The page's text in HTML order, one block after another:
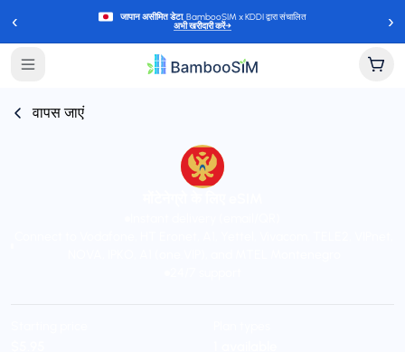
‹ जापान असीमित डेटा, BambooSIM x KDDI द्वारा संचालित
अभी खरीदारी करें→ ›
वापस जाएं